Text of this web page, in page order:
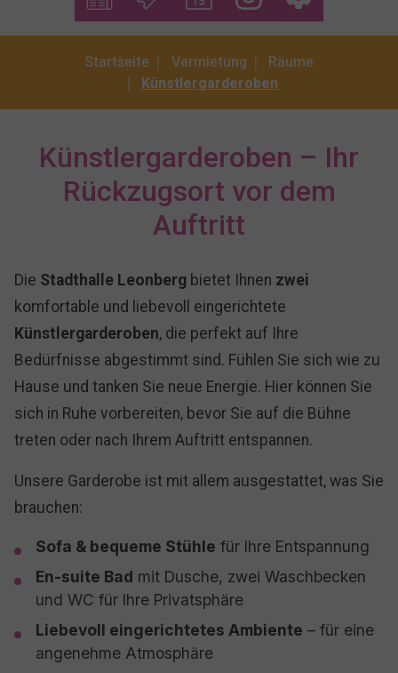
Startseite Vermietung
Räume
Künstlergarderoben
Künstlergarderoben – Ihr
Rückzugsort vor dem
Auftritt
Die Stadthalle Leonberg bietet Ihnen zwei
komfortable und liebevoll eingerichtete
Künstlergarderoben, die perfekt auf Ihre
Bedürfnisse abgestimmt sind. Fühlen Sie sich wie zu
Hause und tanken Sie neue Energie. Hier können Sie
sich in Ruhe vorbereiten, bevor Sie auf die Bühne
treten oder nach Ihrem Auftritt entspannen.
Unsere Garderobe ist mit allem ausgestattet, was Sie
brauchen:
Sofa & bequeme Stühle für Ihre Entspannung
En-suite Bad mit Dusche, zwei Waschbecken
und WC für Ihre Privatsphäre
Liebevoll eingerichtetes Ambiente – für eine
angenehme Atmosphäre